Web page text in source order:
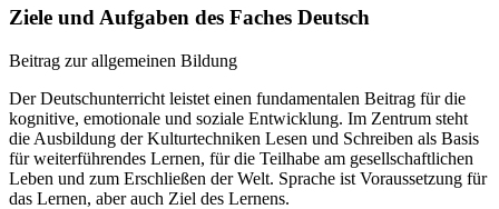
Ziele und Aufgaben des Faches Deutsch
Beitrag zur allgemeinen Bildung
Der Deutschunterricht leistet einen fundamentalen Beitrag für die
kognitive, emotionale und soziale Entwicklung. Im Zentrum steht
die Ausbildung der Kulturtechniken Lesen und Schreiben als Basis
für weiterführendes Lernen, für die Teilhabe am gesellschaftlichen
Leben und zum Erschließen der Welt. Sprache ist Voraussetzung für
das Lernen, aber auch Ziel des Lernens.